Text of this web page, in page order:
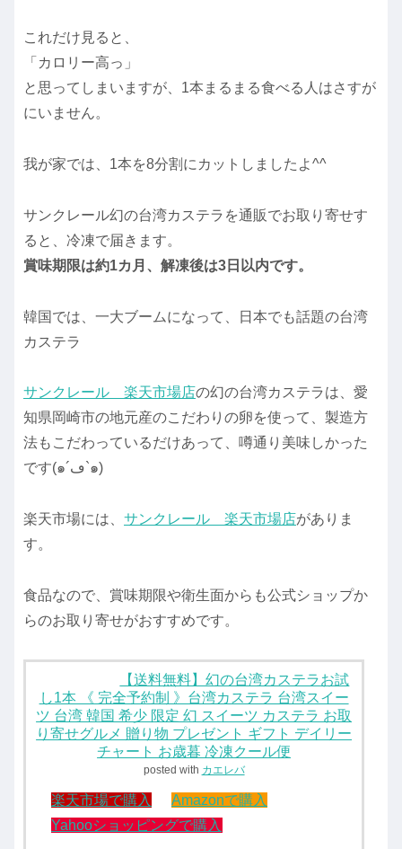
これだけ見ると、
「カロリー高っ」
と思ってしまいますが、1本まるまる食べる人はさすが
にいません。
我が家では、1本を8分割にカットしましたよ^^
サンクレール幻の台湾カステラを通販でお取り寄せす
ると、冷凍で届きます。
賞味期限は約1カ月、解凍後は3日以内です。
韓国では、一大ブームになって、日本でも話題の台湾
カステラ
サンクレール 楽天市場店の幻の台湾カステラは、愛
知県岡崎市の地元産のこだわりの卵を使って、製造方
法もこだわっているだけあって、噂通り美味しかった
です(๑´ڡ`๑)
楽天市場には、 サンクレール 楽天市場店がありま
す。
食品なので、賞味期限や衛生面からも公式ショップか
らのお取り寄せがおすすめです。
【送料無料】幻の台湾カステラお試
し1本 《 完全予約制 》台湾カステラ 台湾スイー
ツ 台湾 韓国 希少 限定 幻 スイーツ カステラ お取
り寄せグルメ 贈り物 プレゼント ギフト デイリー
チャート お歳暮 冷凍クール便
posted with カエレバ
楽天市場で購入
Amazonで購入
Yahooショッピングで購入